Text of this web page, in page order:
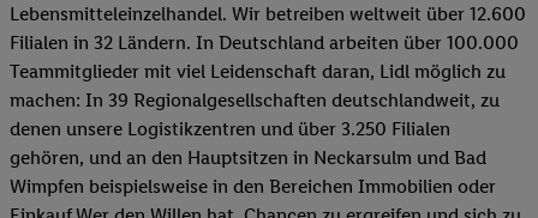
Lebensmitteleinzelhandel. Wir betreiben weltweit über 12.600
Filialen in 32 Ländern. In Deutschland arbeiten über 100.000
Teammitglieder mit viel Leidenschaft daran, Lidl möglich zu
machen: In 39 Regionalgesellschaften deutschlandweit, zu
denen unsere Logistikzentren und über 3.250 Filialen
gehören, und an den Hauptsitzen in Neckarsulm und Bad
Wimpfen beispielsweise in den Bereichen Immobilien oder